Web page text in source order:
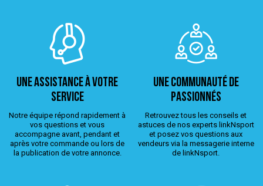
Une assistance à votre
service
Notre équipe répond rapidement à
vos questions et vous
accompagne avant, pendant et
après votre commande ou lors de
la publication de votre annonce.
Une Communauté de
passionnés
Retrouvez tous les conseils et
astuces de nos experts linkNsport
et posez vos questions aux
vendeurs via la messagerie interne
de linkNsport.